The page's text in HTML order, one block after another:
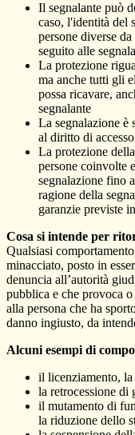
Il segnalante può
caso, l'identità del
persone diverse
seguito alle
La protezione
ma anche tutti gli
possa ricavare,
segnalante
La segnalazione è
al diritto di
La protezione
persone coinvolte
segnalazione fino
ragione della
garanzie previste
Cosa si intende per
Qualsiasi
minacciato, posto in
denuncia all’autorità
pubblica e che provoca
alla persona che ha
danno ingiusto, da
Alcuni esempi di
il licenziamento, la
la retrocessione di
il mutamento di
la riduzione dello